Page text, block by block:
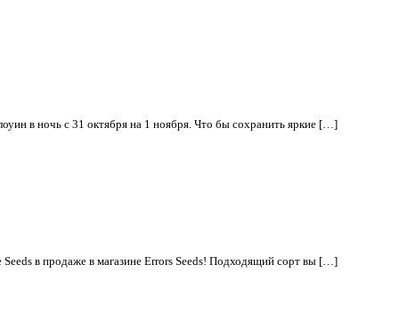
в ночь с 31 октября на 1 ноября. Что бы сохранить яркие […]
в продаже в магазине Errors Seeds! Подходящий сорт вы […]